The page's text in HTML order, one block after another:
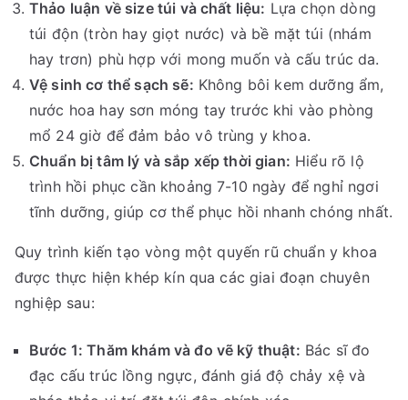
Thảo luận về size túi và chất liệu: Lựa chọn dòng
túi độn (tròn hay giọt nước) và bề mặt túi (nhám
hay trơn) phù hợp với mong muốn và cấu trúc da.
Vệ sinh cơ thể sạch sẽ: Không bôi kem dưỡng ẩm,
nước hoa hay sơn móng tay trước khi vào phòng
mổ 24 giờ để đảm bảo vô trùng y khoa.
Chuẩn bị tâm lý và sắp xếp thời gian: Hiểu rõ lộ
trình hồi phục cần khoảng 7-10 ngày để nghỉ ngơi
tĩnh dưỡng, giúp cơ thể phục hồi nhanh chóng nhất.
Quy trình kiến tạo vòng một quyến rũ chuẩn y khoa
được thực hiện khép kín qua các giai đoạn chuyên
nghiệp sau:
Bước 1: Thăm khám và đo vẽ kỹ thuật: Bác sĩ đo
đạc cấu trúc lồng ngực, đánh giá độ chảy xệ và